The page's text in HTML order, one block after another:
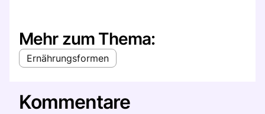
Mehr zum Thema:
Ernährungsformen
Kommentare